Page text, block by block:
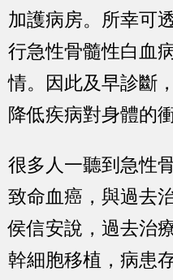
加護病房。所幸可
行急性骨髓性白血
情。因此及早診斷
降低疾病對身體的衝
很多人一聽到急性
致命血癌，與過去
侯信安說，過去治
幹細胞移植，病患